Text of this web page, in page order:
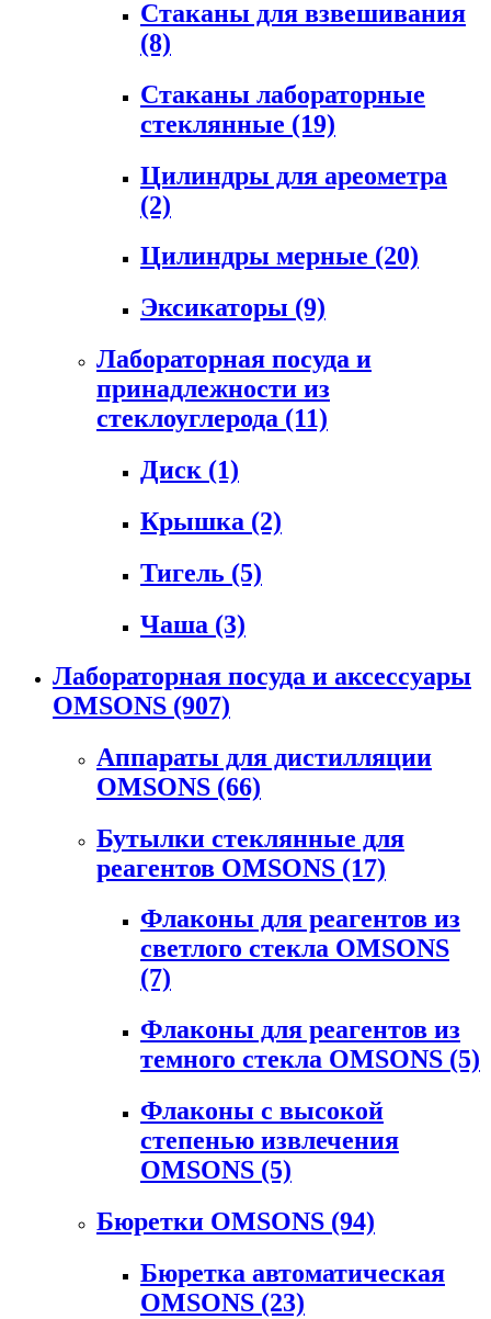
Стаканы для взвешивания
(8)
Стаканы лабораторные
стеклянные (19)
Цилиндры для ареометра
(2)
Цилиндры мерные (20)
Эксикаторы (9)
Лабораторная посуда и
принадлежности из
стеклоуглерода (11)
Диск (1)
Крышка (2)
Тигель (5)
Чаша (3)
Лабораторная посуда и аксессуары
OMSONS (907)
Аппараты для дистилляции
OMSONS (66)
Бутылки стеклянные для
реагентов OMSONS (17)
Флаконы для реагентов из
светлого стекла OMSONS
(7)
Флаконы для реагентов из
темного стекла OMSONS (5)
Флаконы с высокой
степенью извлечения
OMSONS (5)
Бюретки OMSONS (94)
Бюретка автоматическая
OMSONS (23)